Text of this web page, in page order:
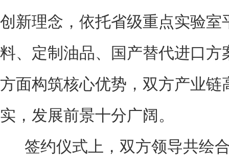
创新理念，依托省级重点实验室
料、定制油品、国产替代进口方
方面构筑核心优势，双方产业链
实，发展前景十分广阔。
签约仪式上，双方领导共绘